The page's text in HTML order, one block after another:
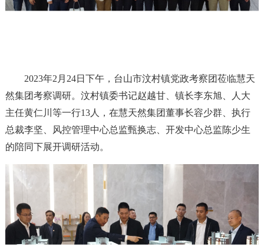
2023年2月24日下午，台山市汶村镇党政考察团莅临慧天
然集团考察调研。汶村镇委书记赵越甘、镇长李东旭、人大
主任黄仁川等一行13人，在慧天然集团董事长容少群、执行
总裁李坚、风控管理中心总监甄换志、开发中心总监陈少生
的陪同下展开调研活动。